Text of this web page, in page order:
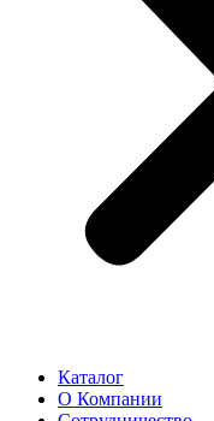
Каталог
О Компании